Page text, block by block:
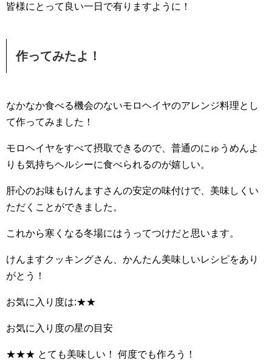
皆様にとって良い一日で有りますように！
作ってみたよ！
なかなか食べる機会のないモロヘイヤのアレンジ料理とし
て作ってみました！
モロヘイヤをすべて摂取できるので、普通のにゅうめんよ
りも気持ちヘルシーに食べられるのが嬉しい。
肝心のお味もけんますさんの安定の味付けで、美味しくい
ただくことができました。
これから寒くなる冬場にはうってつけだと思います。
けんますクッキングさん、かんたん美味しいレシピをあり
がとう！
お気に入り度は:★★
お気に入り度の星の目安
★★★ とても美味しい！ 何度でも作ろう！